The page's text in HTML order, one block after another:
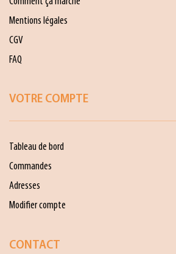
Mentions légales
CGV
FAQ
VOTRE COMPTE
Tableau de bord
Commandes
Adresses
Modifier compte
CONTACT